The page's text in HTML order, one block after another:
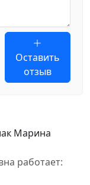
Оставить
отзыв
Марина
работает: